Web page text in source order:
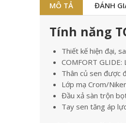
MÔ TẢ ĐÁNH
Tính năng
Thiết kế hiện đại,
COMFORT
Thân củ sen được
Lớp mạ Crom/
Đầu xả sàn trộn
Tay sen tăng áp